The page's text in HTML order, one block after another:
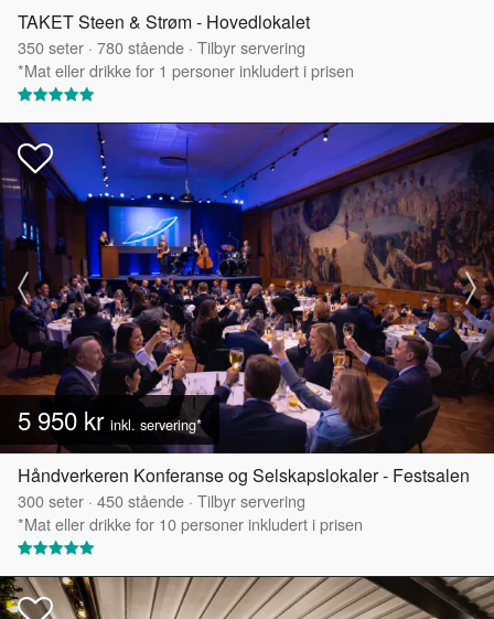
TAKET Steen & Strøm - Hovedlokalet
350seter · 780stående · Tilbyr servering
*Mat eller drikke for 1 personer inkludert i prisen
5 950 kr inkl. servering*
Håndverkeren Konferanse og Selskapslokaler - Festsalen
300seter · 450stående · Tilbyr servering
*Mat eller drikke for 10 personer inkludert i prisen